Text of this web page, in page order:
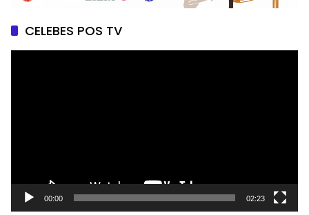
CELEBES POS TV
00:00 02:23